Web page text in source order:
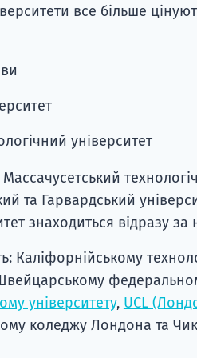
все більше
університет
та Гарвардський
знаходиться відразу за
Каліфорнійському
університету, UCL
коледжу Лондона та